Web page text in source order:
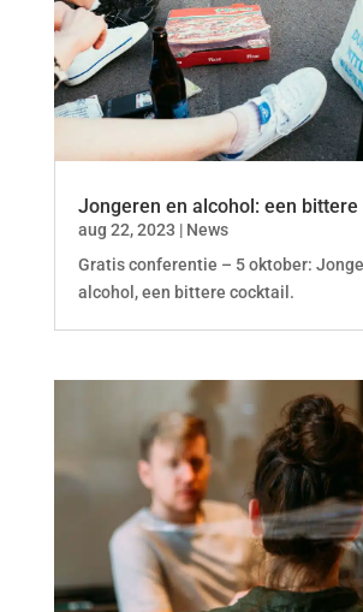
Jongeren en alcohol: een bittere
aug 22, 2023 | News
Gratis conferentie – 5 oktober:
alcohol, een bittere cocktail.